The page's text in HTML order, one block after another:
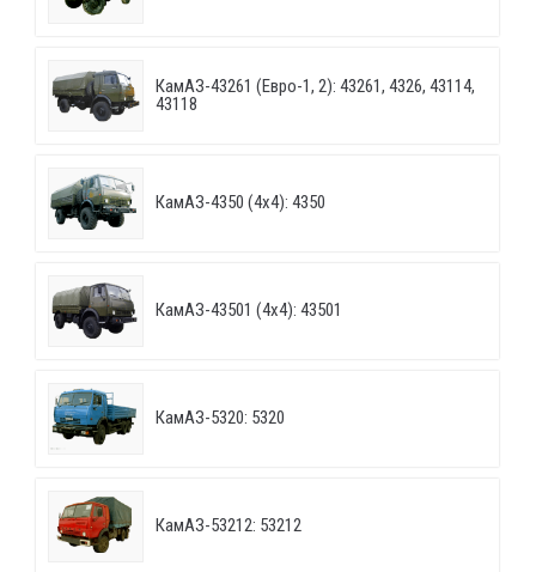
КамАЗ-43261 (Евро-1, 2): 43261, 4326, 43114,
43118
КамАЗ-4350 (4х4): 4350
КамАЗ-43501 (4х4): 43501
КамАЗ-5320: 5320
КамАЗ-53212: 53212